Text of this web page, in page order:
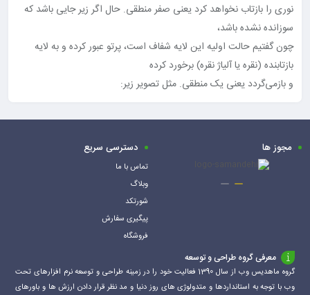
نوری را بازتاب نخواهد کرد یعنی صفر منطقی. حال اگر زیر جایی باشد که
سوزانده نشده باشد،
چون گفتیم حالت اولیه این لایه شفاف است، پرتو عبور کرده و به لایه
بازتابنده (نقره یا آلیاژ نقره) برخورد کرده
و بازمی‌‌گردد یعنی یک منطقی. مثل تصویر زیر:
مجوز ها دسترسی سریع
تماس با ما
وبلاگ
شورتکد
پیگیری سفارش
فروشگاه
معرفی گروه طراحی و توسعه
گروه ماهدیس وب از سال 1390 فعالیت خود را در زمینه طراحی و توسعه نرم افزارهای تحت
وب با توجه به استانداردها و متدولوژی های روز دنیا و مد نظر قرار دادن ارزش ها و باورهای